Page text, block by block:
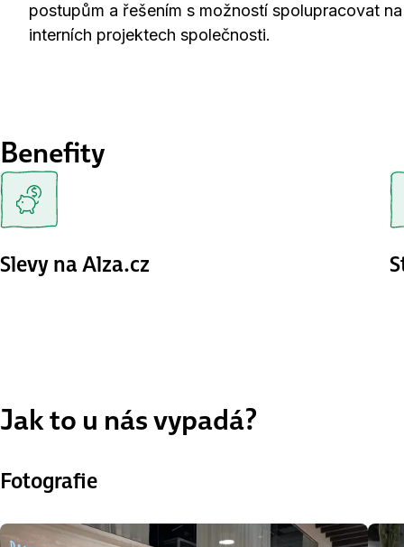
postupům a řešením s možností spolupracovat na
interních projektech společnosti.
Benefity
Slevy na Alza.cz
Jak to u nás vypadá?
Fotografie